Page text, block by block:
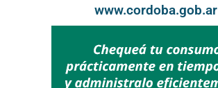
www.cordoba.gob.ar